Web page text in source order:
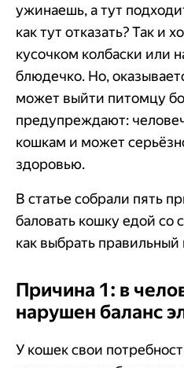
ужинаешь, а тут
как тут отказать? Так и
кусочком колбаски или
блюдечко. Но,
может выйти питомцу
предупреждают:
кошкам и может
здоровью.
В статье собрали пять
баловать кошку едой со
как выбрать
Причина 1: в
нарушен баланс
У кошек свои